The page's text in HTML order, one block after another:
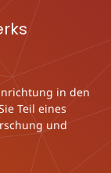
in den
Teil eines
und